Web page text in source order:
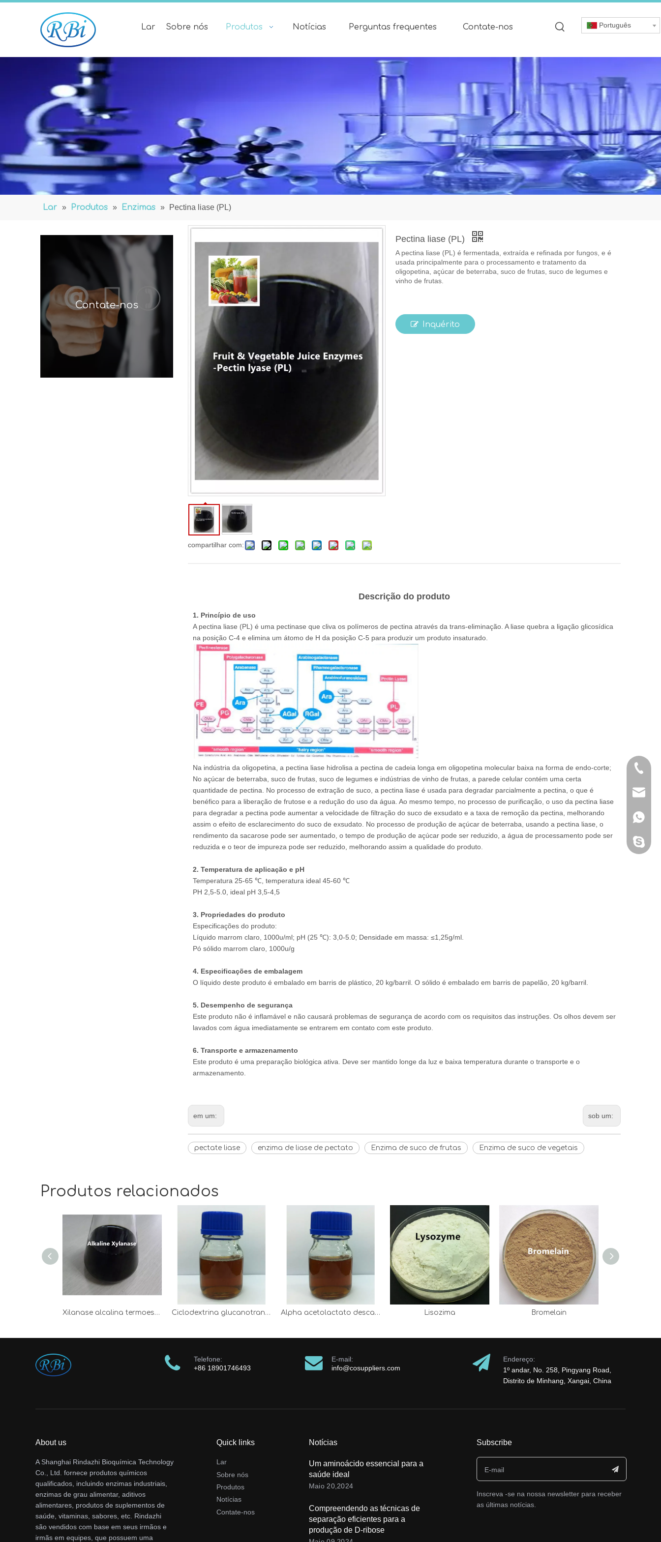
Lar Sobre nós Produtos Notícias Perguntas frequentes Contate-nos Português
Lar » Produtos » Enzimas » Pectina liase (PL)
Contate-nos
compartilhar com:
Pectina liase (PL)
A pectina liase (PL) é fermentada, extraída e refinada por fungos, e é
usada principalmente para o processamento e tratamento da
oligopetina, açúcar de beterraba, suco de frutas, suco de legumes e
vinho de frutas.
Inquérito
Descrição do produto
1. Princípio de uso
A pectina liase (PL) é uma pectinase que cliva os polímeros de pectina através da trans-eliminação. A liase quebra a ligação glicosídica
na posição C-4 e elimina um átomo de H da posição C-5 para produzir um produto insaturado.
Na indústria da oligopetina, a pectina liase hidrolisa a pectina de cadeia longa em oligopetina molecular baixa na forma de endo-corte;
No açúcar de beterraba, suco de frutas, suco de legumes e indústrias de vinho de frutas, a parede celular contém uma certa
quantidade de pectina. No processo de extração de suco, a pectina liase é usada para degradar parcialmente a pectina, o que é
benéfico para a liberação de frutose e a redução do uso da água. Ao mesmo tempo, no processo de purificação, o uso da pectina liase
para degradar a pectina pode aumentar a velocidade de filtração do suco de exsudato e a taxa de remoção da pectina, melhorando
assim o efeito de esclarecimento do suco de exsudato. No processo de produção de açúcar de beterraba, usando a pectina liase, o
rendimento da sacarose pode ser aumentado, o tempo de produção de açúcar pode ser reduzido, a água de processamento pode ser
reduzida e o teor de impureza pode ser reduzido, melhorando assim a qualidade do produto.
2. Temperatura de aplicação e pH
Temperatura 25-65 ℃, temperatura ideal 45-60 ℃
PH 2,5-5.0, ideal pH 3,5-4,5
3. Propriedades do produto
Especificações do produto:
Líquido marrom claro, 1000u/ml; pH (25 ℃): 3,0-5.0; Densidade em massa: ≤1,25g/ml.
Pó sólido marrom claro, 1000u/g
4. Especificações de embalagem
O líquido deste produto é embalado em barris de plástico, 20 kg/barril. O sólido é embalado em barris de papelão, 20 kg/barril.
5. Desempenho de segurança
Este produto não é inflamável e não causará problemas de segurança de acordo com os requisitos das instruções. Os olhos devem ser
lavados com água imediatamente se entrarem em contato com este produto.
6. Transporte e armazenamento
Este produto é uma preparação biológica ativa. Deve ser mantido longe da luz e baixa temperatura durante o transporte e o
armazenamento.
em um: sob um:
pectate liase enzima de liase de pectato Enzima de suco de frutas Enzima de suco de vegetais
Produtos relacionados
Xilanase alcalina termoestável Ciclodextrina glucanotransferase Alpha acetolactato descarboxilase Lisozima Bromelain
Telefone:
+86 18901746493
E-mail:
info@cosuppliers.com
Endereço:
1º andar, No. 258, Pingyang Road,
Distrito de Minhang, Xangai, China
About us
A Shanghai Rindazhi Bioquímica Technology
Co., Ltd. fornece produtos químicos
qualificados, incluindo enzimas industriais,
enzimas de grau alimentar, aditivos
alimentares, produtos de suplementos de
saúde, vitaminas, sabores, etc. Rindazhi
são vendidos com base em seus irmãos e
irmãs em equipes, que possuem uma
Quick links
Lar
Sobre nós
Produtos
Notícias
Contate-nos
Notícias
Um aminoácido essencial para a
saúde ideal
Maio 20,2024
Compreendendo as técnicas de
separação eficientes para a
produção de D-ribose
Subscribe
Inscreva -se na nossa newsletter para receber
as últimas notícias.
+86
+86